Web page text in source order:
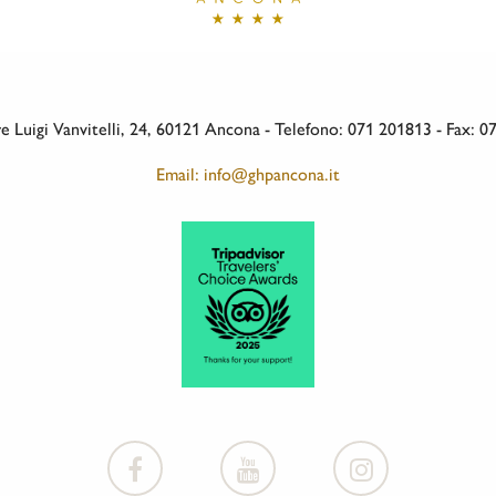
Luigi Vanvitelli, 24, 60121 Ancona - Telefono: 071 201813 - Fax:
Email: info@ghpancona.it